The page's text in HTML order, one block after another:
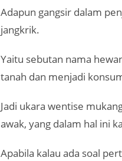
Adapun gangsir dalam
jangkrik.
Yaitu sebutan nama
tanah dan menjadi
Jadi ukara wentise
awak, yang dalam hal ini
Apabila kalau ada soal